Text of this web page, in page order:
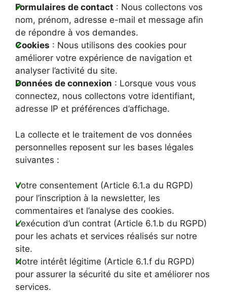
Formulaires de contact : Nous collectons vos
nom, prénom, adresse e-mail et message afin
de répondre à vos demandes.
Cookies : Nous utilisons des cookies pour
améliorer votre expérience de navigation et
analyser l’activité du site.
Données de connexion : Lorsque vous vous
connectez, nous collectons votre identifiant,
adresse IP et préférences d’affichage.
La collecte et le traitement de vos données
personnelles reposent sur les bases légales
suivantes :
Votre consentement (Article 6.1.a du RGPD)
pour l’inscription à la newsletter, les
commentaires et l’analyse des cookies.
L’exécution d’un contrat (Article 6.1.b du RGPD)
pour les achats et services réalisés sur notre
site.
Notre intérêt légitime (Article 6.1.f du RGPD)
pour assurer la sécurité du site et améliorer nos
services.